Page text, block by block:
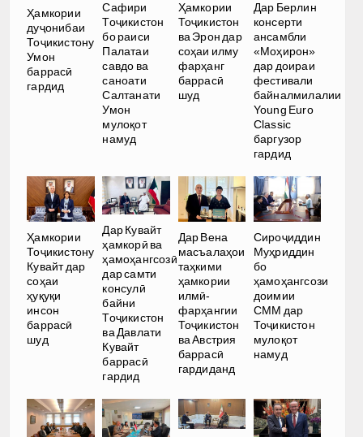
Ҳамкории
дуҷонибаи
Тоҷикистону
Умон
баррасӣ
гардид
Сафири
Тоҷикистон
бо раиси
Палатаи
савдо ва
саноати
Салтанати
Умон
мулоқот
намуд
Ҳамкории
Тоҷикистон
ва Эрон дар
соҳаи илму
фарҳанг
баррасӣ
шуд
Дар Берлин
консерти
ансамбли
«Моҳирон»
дар доираи
фестивали
байналмилалии
Young Euro
Classic
баргузор
гардид
Ҳамкории
Тоҷикистону
Кувайт дар
соҳаи
ҳуқуқи
инсон
баррасӣ
шуд
Дар Кувайт
ҳамкорӣ ва
ҳамоҳангсозӣ
дар самти
консулӣ
байни
Тоҷикистон
ва Давлати
Кувайт
баррасӣ
гардид
Дар Вена
масъалаҳои
таҳкими
ҳамкории
илмӣ-
фарҳангии
Тоҷикистон
ва Австрия
баррасӣ
гардиданд
Сироҷиддин
Муҳриддин
бо
ҳамоҳангсози
доимии
СММ дар
Тоҷикистон
мулоқот
намуд